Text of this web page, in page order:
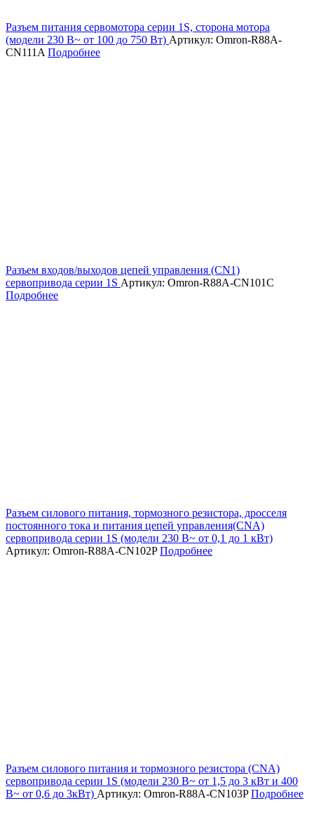
Разъем питания сервомотора серии 1S, сторона мотора
(модели 230 В~ от 100 до 750 Вт) Артикул: Omron-R88A-
CN111A Подробнее
Разъем входов/выходов цепей управления (CN1)
сервопривода серии 1S Артикул: Omron-R88A-CN101C
Подробнее
Разъем силового питания, тормозного резистора, дросселя
постоянного тока и питания цепей управления(CNA)
сервопривода серии 1S (модели 230 В~ от 0,1 до 1 кВт)
Артикул: Omron-R88A-CN102PПодробнее
Разъем силового питания и тормозного резистора (CNA)
сервопривода серии 1S (модели 230 В~ от 1,5 до 3 кВт и 400
В~ от 0,6 до 3кВт) Артикул: Omron-R88A-CN103PПодробнее